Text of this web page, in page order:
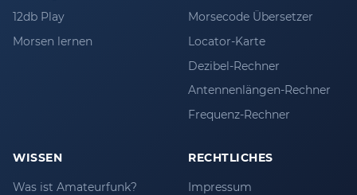
12db Play
Morsen lernen
Morsecode Übersetzer
Locator-Karte
Dezibel-Rechner
Antennenlängen-Rechner
Frequenz-Rechner
WISSEN
Was ist Amateurfunk?
RECHTLICHES
Impressum